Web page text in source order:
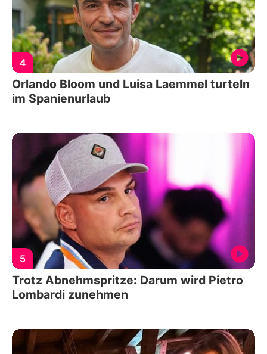
4
Orlando Bloom und Luisa Laemmel turteln
im Spanienurlaub
5
Trotz Abnehmspritze: Darum wird Pietro
Lombardi zunehmen